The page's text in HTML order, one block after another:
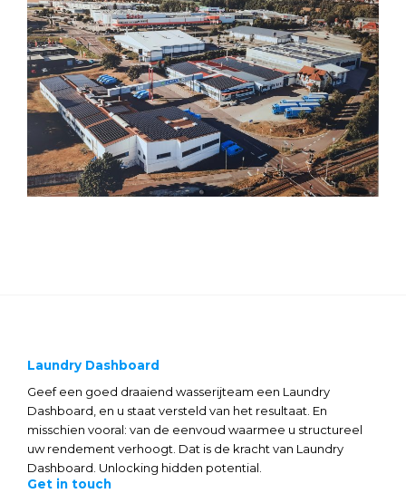
Laundry Dashboard
Geef een goed draaiend wasserijteam een Laundry
Dashboard, en u staat versteld van het resultaat. En
misschien vooral: van de eenvoud waarmee u structureel
uw rendement verhoogt. Dat is de kracht van Laundry
Dashboard. Unlocking hidden potential.
Get in touch